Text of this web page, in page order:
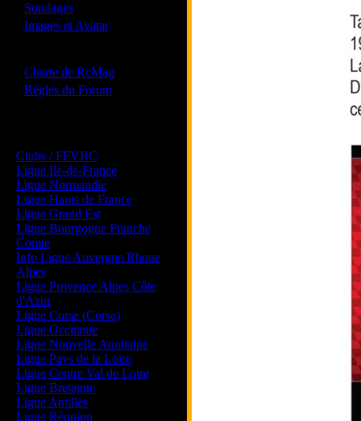
Sondages
Images et Avatar
Charte de RcMag
Règles du Forum
Clubs / FFVRC
Ligue Ile-de-France
Ligue Normandie
Ligue Hauts de France
Ligue Grand Est
Ligue Bourgogne Franche
Comte
Info Ligue Auvergne Rhone
Alpes
Ligue Provence Alpes Côte
d'Azur
Ligue Corse (Corse)
Ligue Occitanie
Ligue Nouvelle Aquitaine
Ligue Pays de la Loire
Ligue Centre Val de Loire
Ligue Bretagne
Ligue Antilles
Ligue Réunion